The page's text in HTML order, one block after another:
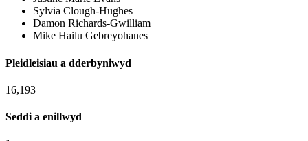
Sylvia Clough-Hughes
Damon Richards-Gwilliam
Mike Hailu Gebreyohanes
Pleidleisiau a dderbyniwyd
16,193
Seddi a enillwyd